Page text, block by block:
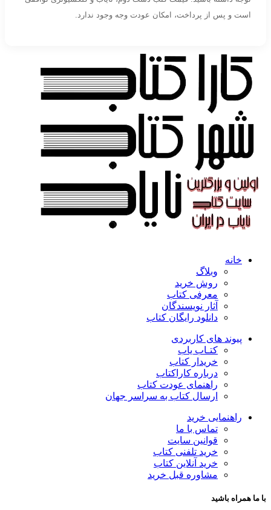
است و پس از پرداخت، امکان عودت وجه وجود ندارد.
خانه
وبلاگ
روش خرید
معرفی کتاب
آثار نویسندگان
دانلود رایگان کتاب
پیوند های کاربردی
کتـاب یاب
خریدار کتاب
درباره کاراکتاب
راهنمای عودت کتاب
ارسال کتاب به سراسر جهان
راهنمایی خرید
تماس با ما
قوانین سایت
خرید تلفنی کتاب
خرید آنلاین کتاب
مشاوره قبل خرید
با ما همراه باشید